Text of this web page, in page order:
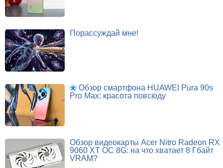
Порассуждай мне!
Обзор смартфона HUAWEI Pura 90s
Pro Max: красота повсюду
Обзор видеокарты Acer Nitro Radeon RX
9060 XT OC 8G: на что хватает 8 Гбайт
VRAM?